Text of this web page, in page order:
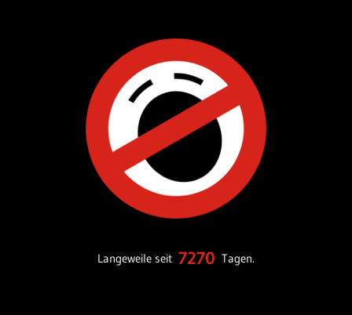
Langeweile seit 7270 Tagen.